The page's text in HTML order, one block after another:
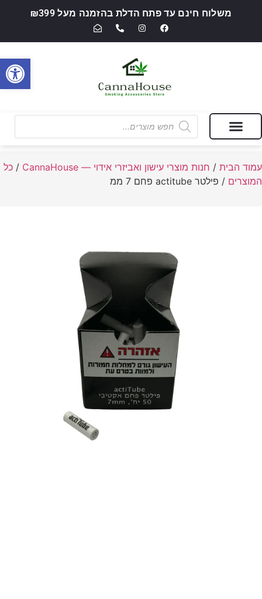
משלוח חינם עד פתח הדלת בהזמנה מעל ₪399
עמוד הבית / חנות מוצרי עישון ואביזרי אידוי — CannaHouse / כל
המוצרים / פילטר actitube פחם 7 ממ
פתח